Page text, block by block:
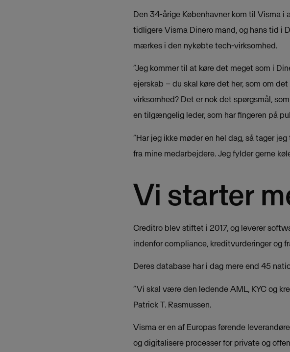
Den 34-årige Københavner kom til Visma i
tidligere Visma Dinero mand, og hans tid i
mærkes i den nykøbte tech-virksomhed.
”Jeg kommer til at køre det meget som i
ejerskab – du skal køre det her, som om
virksomhed? Det er nok det spørgsmål,
en tilgængelig leder, som har fingeren på
”Har jeg ikke møder en hel dag, så tager
fra mine medarbejdere. Jeg fylder gerne
Vi starter
Creditro blev stiftet i 2017, og leverer
indenfor compliance, kreditvurderinger og
Deres database har i dag mere end 45
”Vi skal være den ledende AML, KYC og
Patrick T. Rasmussen.
Visma er en af Europas førende
og digitalisere processer for private og